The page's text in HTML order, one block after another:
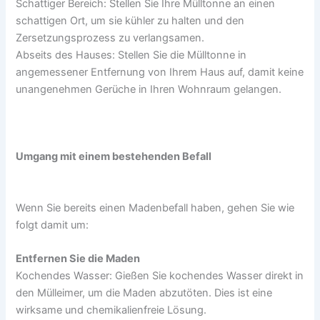
Schattiger Bereich: Stellen Sie Ihre Mülltonne an einen
schattigen Ort, um sie kühler zu halten und den
Zersetzungsprozess zu verlangsamen.
Abseits des Hauses: Stellen Sie die Mülltonne in
angemessener Entfernung von Ihrem Haus auf, damit keine
unangenehmen Gerüche in Ihren Wohnraum gelangen.
Umgang mit einem bestehenden Befall
Wenn Sie bereits einen Madenbefall haben, gehen Sie wie
folgt damit um:
Entfernen Sie die Maden
Kochendes Wasser: Gießen Sie kochendes Wasser direkt in
den Mülleimer, um die Maden abzutöten. Dies ist eine
wirksame und chemikalienfreie Lösung.